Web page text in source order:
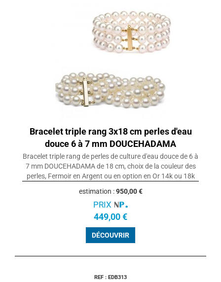
Bracelet triple rang 3x18 cm perles d'eau
douce 6 à 7 mm DOUCEHADAMA
Bracelet triple rang de perles de culture d'eau douce de 6 à
7 mm DOUCEHADAMA de 18 cm, choix de la couleur des
perles, Fermoir en Argent ou en option en Or 14k ou 18k
estimation :950,00 €
PRIX
449,00 €
DÉCOUVRIR
REF : EDB313